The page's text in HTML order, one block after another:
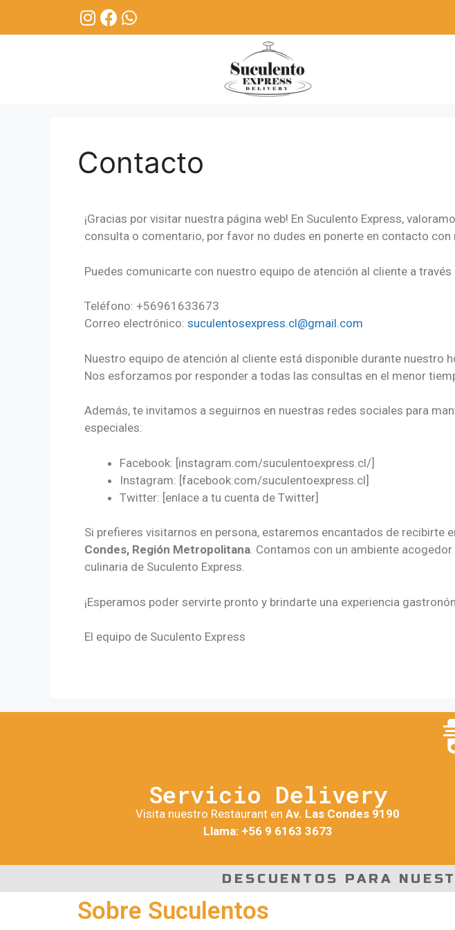
Contacto
¡Gracias por visitar nuestra página web! En Suculento Express,
consulta o comentario, por favor no dudes en ponerte en contacto
Puedes comunicarte con nuestro equipo de atención al cliente a
Teléfono: +56961633673
Correo electrónico: suculentosexpress.cl@gmail.com
Nuestro equipo de atención al cliente está disponible durante nuestro
Nos esforzamos por responder a todas las consultas en el menor
Además, te invitamos a seguirnos en nuestras redes sociales para
especiales:
Facebook: [instagram.com/suculentoexpress.cl/]
Instagram: [facebook.com/suculentoexpress.cl]
Twitter: [enlace a tu cuenta de Twitter]
Si prefieres visitarnos en persona, estaremos encantados de recibirte
Condes, Región Metropolitana. Contamos con un ambiente
culinaria de Suculento Express.
¡Esperamos poder servirte pronto y brindarte una experiencia
El equipo de Suculento Express
Servicio Delivery
Visita nuestro Restaurant en Av. Las Condes 9190
Llama: +56 9 6163 3673
DESCUENTOS PARA
Sobre Suculentos